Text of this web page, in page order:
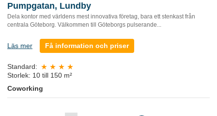
Pumpgatan, Lundby
Dela kontor med världens mest innovativa företag, bara ett stenkast från
centrala Göteborg. Välkommen till Göteborgs pulserande...
Läs mer Få information och priser
Standard:
Storlek: 10 till 150 m²
Coworking